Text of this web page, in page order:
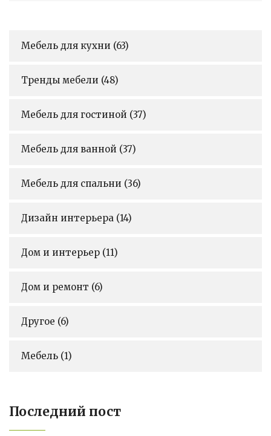
Мебель для кухни (63)
Тренды мебели (48)
Мебель для гостиной (37)
Мебель для ванной (37)
Мебель для спальни (36)
Дизайн интерьера (14)
Дом и интерьер (11)
Дом и ремонт (6)
Другое (6)
Мебель (1)
Последний пост